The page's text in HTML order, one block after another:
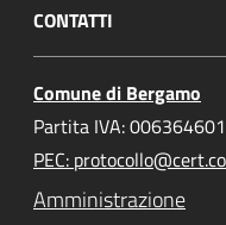
CONTATTI
Comune di Bergamo
Partita IVA:
PEC:
Amministrazione